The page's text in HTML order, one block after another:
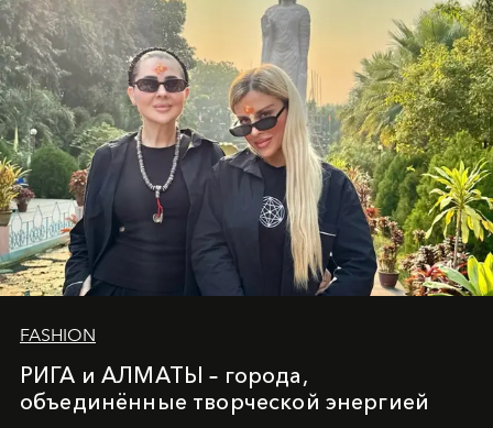
человеческих кризисов в возможности для
возрождения.
FASHION
РИГА и АЛМАТЫ – города,
объединённые творческой энергией